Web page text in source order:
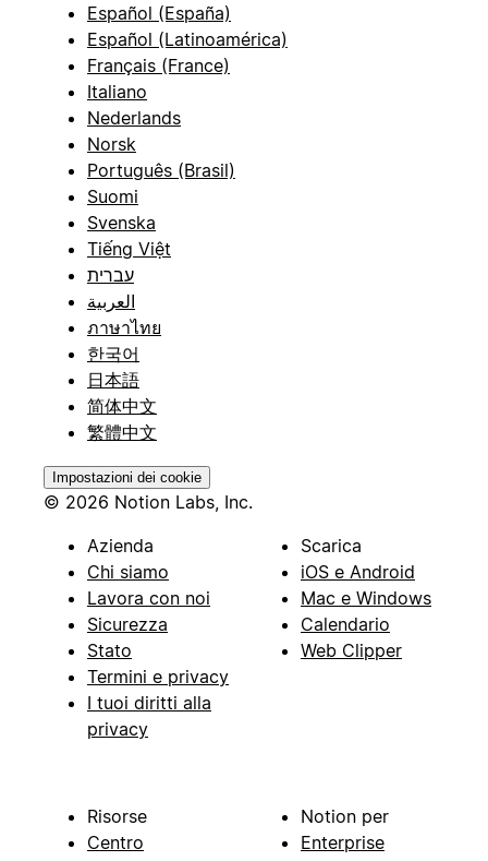
Español (España)
Español (Latinoamérica)
Français (France)
Italiano
Nederlands
Norsk
Português (Brasil)
Suomi
Svenska
Tiếng Việt
עברית
العربية
ภาษาไทย
한국어
日本語
简体中文
繁體中文
Impostazioni dei cookie
© 2026 Notion Labs, Inc.
Azienda
Chi siamo
Lavora con noi
Sicurezza
Stato
Termini e privacy
I tuoi diritti alla
privacy
Scarica
iOS e Android
Mac e Windows
Calendario
Web Clipper
Risorse
Centro
Notion per
Enterprise